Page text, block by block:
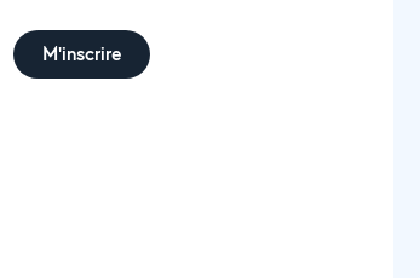
M'inscrire